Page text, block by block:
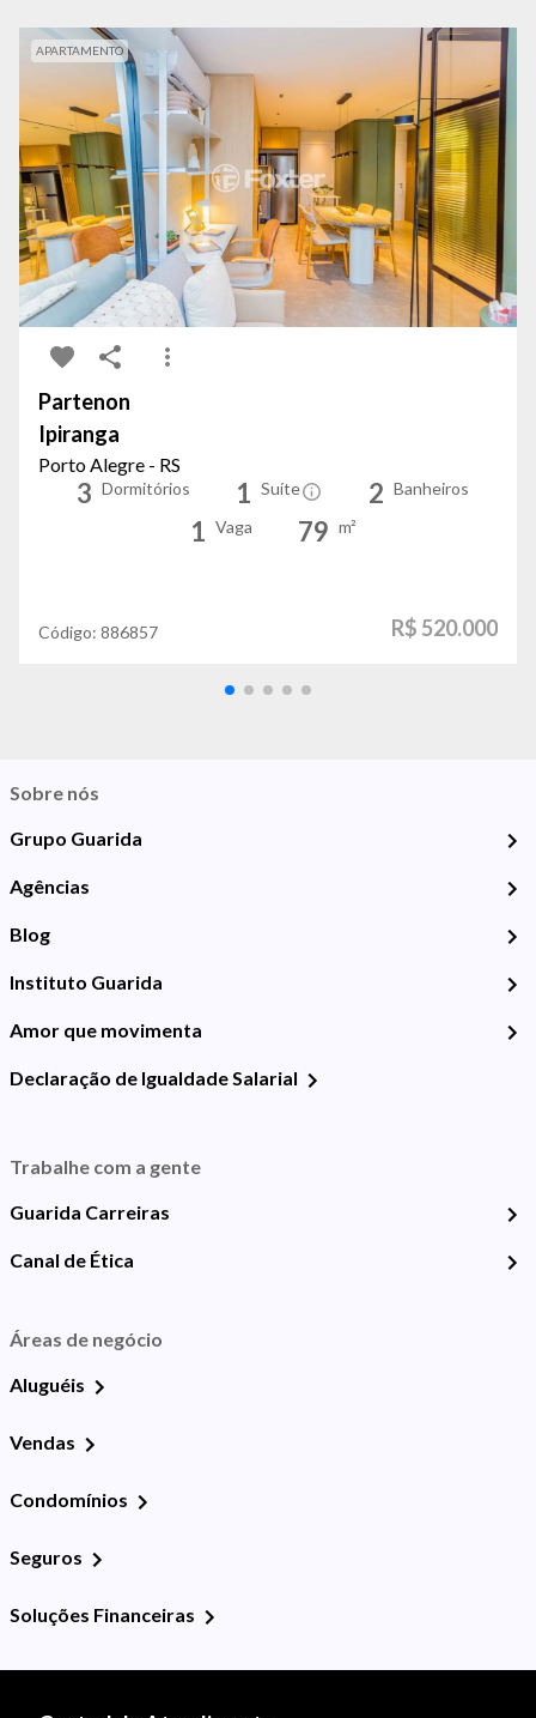
APARTAMENTO
Partenon
Ipiranga
Porto Alegre - RS
3 Dormitórios 1 Suíte 2 Banheiros
1 Vaga 79 m²
Código: 886857 R$ 520.000
Sobre nós
Grupo Guarida
Agências
Blog
Instituto Guarida
Amor que movimenta
Declaração de Igualdade Salarial
Trabalhe com a gente
Guarida Carreiras
Canal de Ética
Áreas de negócio
Aluguéis
Vendas
Condomínios
Seguros
Soluções Financeiras